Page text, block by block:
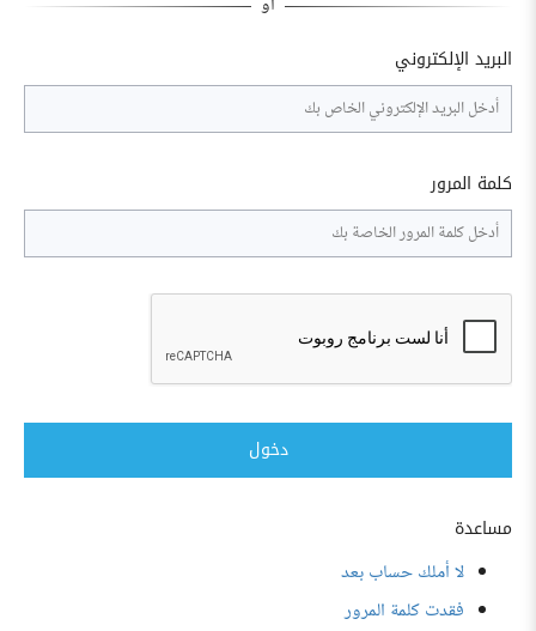
البريد الإلكتروني
كلمة المرور
دخول
مساعدة
لا أملك حساب بعد
فقدت كلمة المرور